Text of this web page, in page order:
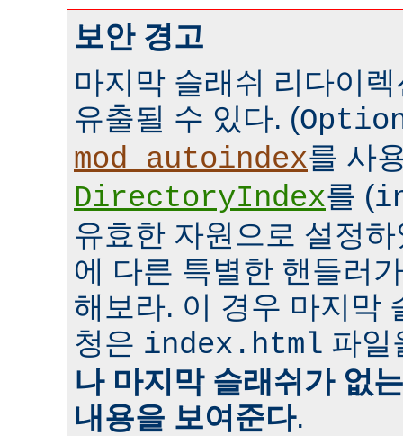
보안 경고
마지막 슬래쉬 리다이
유출될 수 있다. (
mod_autoindex를 사
DirectoryIndex를 (
유효한 자원으로 설정
에 다른 특별한 핸들러
해보라. 이 경우 마지막
청은 index.html 파일
나 마지막 슬래쉬가 없
내용을 보여준다.